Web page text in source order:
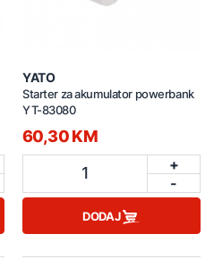
YATO
Starter za akumulator powerbank
YT-83080
60,30 KM
1
+
-
DODAJ